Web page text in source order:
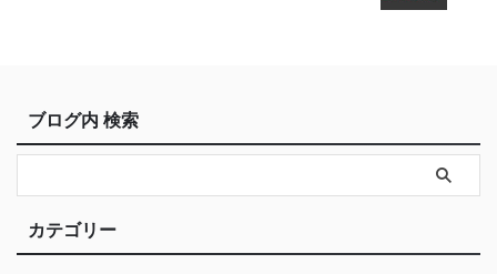
ブログ内 検索
カテゴリー